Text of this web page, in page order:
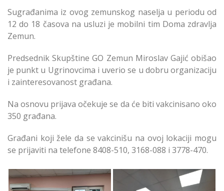
Sugrađanima iz ovog zemunskog naselja u periodu od
12 do 18 časova na usluzi je mobilni tim Doma zdravlja
Zemun.
Predsednik Skupštine GO Zemun Miroslav Gajić obišao
je punkt u Ugrinovcima i uverio se u dobru organizaciju
i zainteresovanost građana.
Na osnovu prijava očekuje se da će biti vakcinisano oko
350 građana.
Građani koji žele da se vakcinišu na ovoj lokaciji mogu
se prijaviti na telefone 8408-510, 3168-088 i 3778-470.